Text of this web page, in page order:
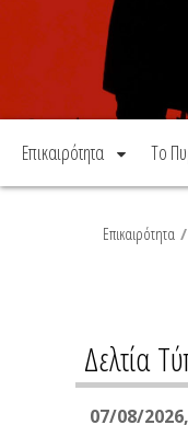
Επικαιρότητα Το
Επικαιρότητα /
Δελτία
07/08/